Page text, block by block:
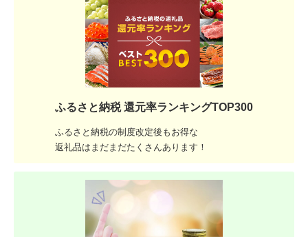
ふるさと納税 還元率ランキングTOP300
ふるさと納税の制度改定後もお得な
返礼品はまだまだたくさんあります！